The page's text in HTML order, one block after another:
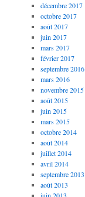
décembre 2017
octobre 2017
août 2017
juin 2017
mars 2017
février 2017
septembre 2016
mars 2016
novembre 2015
août 2015
juin 2015
mars 2015
octobre 2014
août 2014
juillet 2014
avril 2014
septembre 2013
août 2013